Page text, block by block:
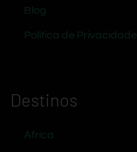
Blog
Política de Privacidade
Destinos
África